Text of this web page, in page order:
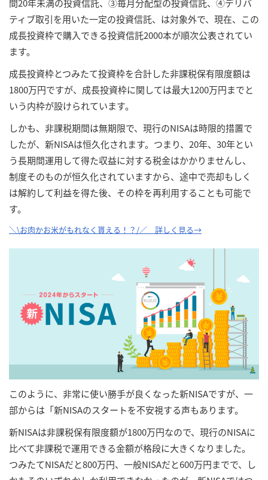
間20年未満の投資信託、③毎月分配型の投資信託、④デリバ
ティブ取引を用いた一定の投資信託、は対象外で、現在、この
成長投資枠で購入できる投資信託2000本が順次公表されてい
ます。
成長投資枠とつみたて投資枠を合計した非課税保有限度額は
1800万円ですが、成長投資枠に関しては最大1200万円までと
いう内枠が設けられています。
しかも、非課税期間は無期限で、現行のNISAは時限的措置で
したが、新NISAは恒久化されます。つまり、20年、30年とい
う長期間運用して得た収益に対する税金はかかりませんし、
制度そのものが恒久化されていますから、途中で売却もしく
は解約して利益を得た後、その枠を再利用することも可能で
す。
＼\お肉かお米がもれなく貰える！？/／ 詳しく見る→
このように、非常に使い勝手が良くなった新NISAですが、一
部からは「新NISAのスタートを不安視する声もあります。
新NISAは非課税保有限度額が1800万円なので、現行のNISAに
比べて非課税で運用できる金額が格段に大きくなりました。
つみたてNISAだと800万円、一般NISAだと600万円までで、し